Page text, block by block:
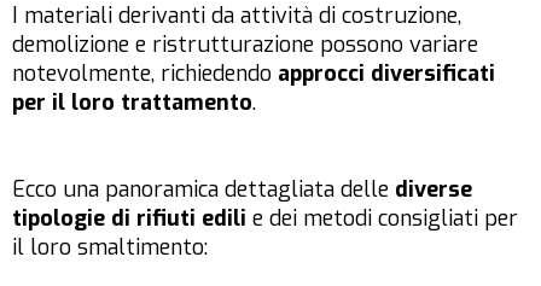
I materiali derivanti da attività di costruzione,
demolizione e ristrutturazione possono variare
notevolmente, richiedendo approcci diversificati
per il loro trattamento.
Ecco una panoramica dettagliata delle diverse
tipologie di rifiuti edili e dei metodi consigliati per
il loro smaltimento: